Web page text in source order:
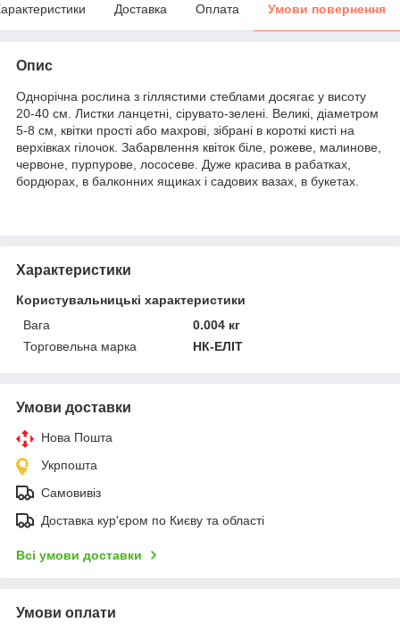
Доставка Оплата Умови повернення
Опис
Однорічна рослина з гіллястими стеблами досягає у висоту
20-40 см. Листки ланцетні, сірувато-зелені. Великі, діаметром
5-8 см, квітки прості або махрові, зібрані в короткі кисті на
верхівках гілочок. Забарвлення квіток біле, рожеве, малинове,
червоне, пурпурове, лососеве. Дуже красива в рабатках,
бордюрах, в балконних ящиках і садових вазах, в букетах.
Характеристики
Користувальницькі характеристики
Вага
0.004 кг
Торговельна марка
НК-ЕЛІТ
Умови доставки
Нова Пошта
Укрпошта
Самовивіз
Доставка кур'єром по Києву та області
Всі умови доставки
Умови оплати